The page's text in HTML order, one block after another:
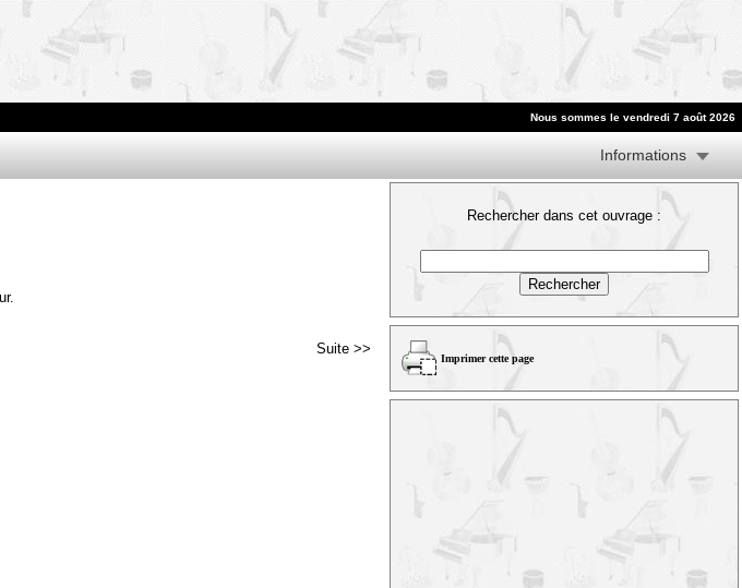
Nous sommes le vendredi 7 août 2026
Informations
Suite >>
Rechercher dans cet ouvrage :
Imprimer cette page